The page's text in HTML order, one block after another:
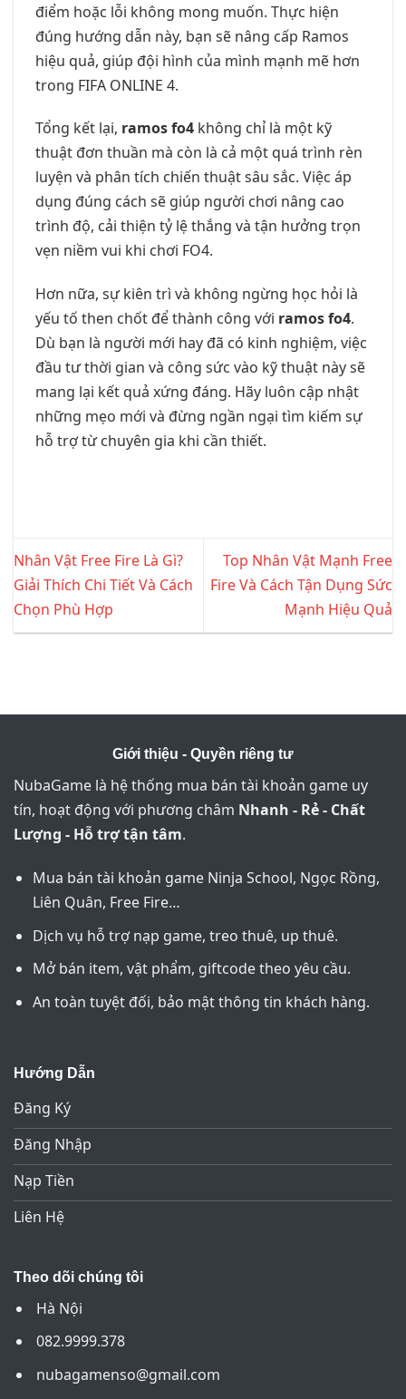
điểm hoặc lỗi không mong muốn. Thực hiện
đúng hướng dẫn này, bạn sẽ nâng cấp Ramos
hiệu quả, giúp đội hình của mình mạnh mẽ hơn
trong FIFA ONLINE 4.
Tổng kết lại, ramos fo4 không chỉ là một kỹ
thuật đơn thuần mà còn là cả một quá trình rèn
luyện và phân tích chiến thuật sâu sắc. Việc áp
dụng đúng cách sẽ giúp người chơi nâng cao
trình độ, cải thiện tỷ lệ thắng và tận hưởng trọn
vẹn niềm vui khi chơi FO4.
Hơn nữa, sự kiên trì và không ngừng học hỏi là
yếu tố then chốt để thành công với ramos fo4.
Dù bạn là người mới hay đã có kinh nghiệm, việc
đầu tư thời gian và công sức vào kỹ thuật này sẽ
mang lại kết quả xứng đáng. Hãy luôn cập nhật
những mẹo mới và đừng ngần ngại tìm kiếm sự
hỗ trợ từ chuyên gia khi cần thiết.
Nhân Vật Free Fire Là Gì?
Giải Thích Chi Tiết Và Cách
Chọn Phù Hợp
Top Nhân Vật Mạnh Free
Fire Và Cách Tận Dụng Sức
Mạnh Hiệu Quả
Giới thiệu - Quyền riêng tư
NubaGame là hệ thống mua bán tài khoản game uy
tín, hoạt động với phương châm Nhanh - Rẻ - Chất
Lượng - Hỗ trợ tận tâm.
Mua bán tài khoản game Ninja School, Ngọc Rồng,
Liên Quân, Free Fire…
Dịch vụ hỗ trợ nạp game, treo thuê, up thuê.
Mở bán item, vật phẩm, giftcode theo yêu cầu.
An toàn tuyệt đối, bảo mật thông tin khách hàng.
Hướng Dẫn
Đăng Ký
Đăng Nhập
Nạp Tiền
Liên Hệ
Theo dõi chúng tôi
Hà Nội
082.9999.378
nubagamenso@gmail.com